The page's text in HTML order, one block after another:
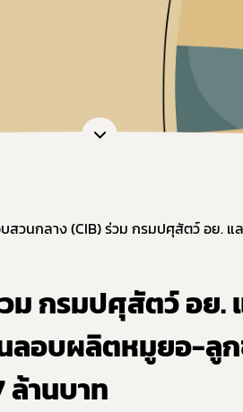
ม กรมปศุสัตว์ อย.
ลอบผลิตหมูยอ-ลูก
ล้านบาท